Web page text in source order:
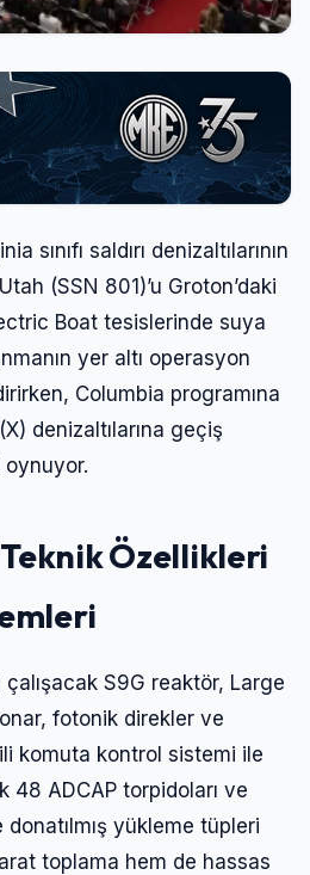
sınıfı saldırı denizaltılarının
(SSN 801)’u Groton’daki
Boat tesislerinde suya
yer altı operasyon
Columbia programına
denizaltılarına geçiş
Teknik Özellikleri
S9G reaktör, Large
fotonik direkler ve
komuta kontrol sistemi ile
48 ADCAP torpidoları ve
yükleme tüpleri
toplama hem de hassas